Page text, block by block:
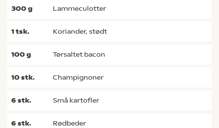
300g lammeculotter
1tsk. koriander, stødt
100g tørsaltet bacon
10stk. champignoner
6 stk. små kartofler
6 stk. rødbeder